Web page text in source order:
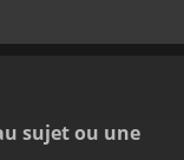
sujet ou une